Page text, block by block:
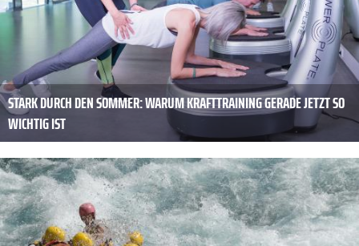
STARK DURCH DEN SOMMER: WARUM KRAFTTRAINING GERADE JETZT SO
WICHTIG IST